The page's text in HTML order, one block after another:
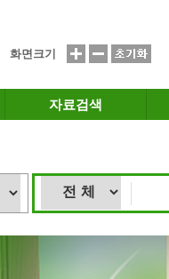
화면크기
자료검색